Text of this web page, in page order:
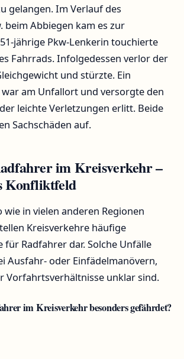
gelangen. Im Verlauf des
beim Abbiegen kam es zur
jährige Pkw-Lenkerin touchierte
Fahrrads. Infolgedessen verlor der
und stürzte. Ein
am Unfallort und versorgte den
leichte Verletzungen erlitt. Beide
Sachschäden auf.
im Kreisverkehr –
Konfliktfeld
wie in vielen anderen Regionen
Kreisverkehre häufige
für Radfahrer dar. Solche Unfälle
Ausfahr- oder Einfädelmanövern,
Vorfahrtsverhältnisse unklar sind.
im Kreisverkehr besonders gefährdet?